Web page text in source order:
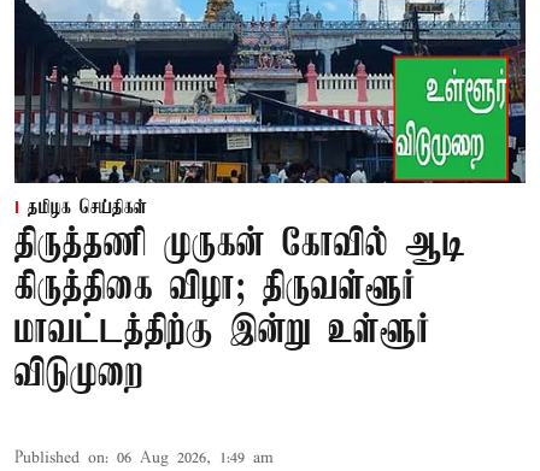
தமிழக செய்திகள்
திருத்தணி முருகன் கோவில் ஆடி
கிருத்திகை விழா; திருவள்ளூர்
மாவட்டத்திற்கு இன்று உள்ளூர்
விடுமுறை
Published on: 06 Aug 2026, 1:49 am